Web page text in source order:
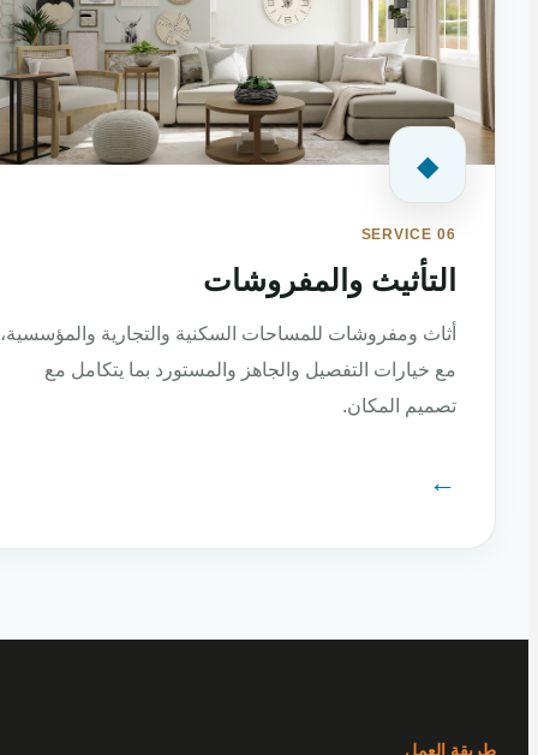
◆
SERVICE 06
التأثيث والمفروشات
أثاث ومفروشات للمساحات السكنية والتجارية والمؤسسية،
مع خيارات التفصيل والجاهز والمستورد بما يتكامل مع
تصميم المكان.
العمل